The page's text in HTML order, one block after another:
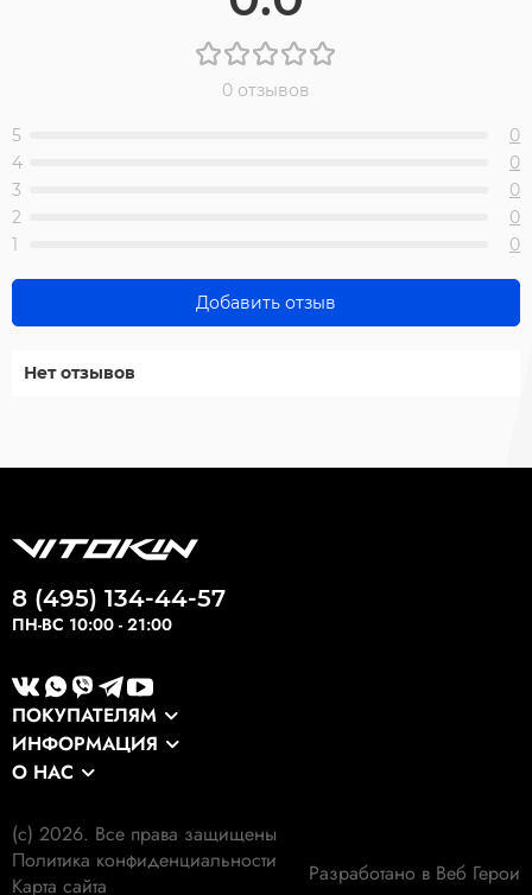
0 отзывов
5
0
4
0
3
0
2
0
1
0
Добавить отзыв
Нет отзывов
ПОКУПАТЕЛЯМ
Каталог
Оплата и доставка
Гарантия
ИНФОРМАЦИЯ
Оптовикам
Выкуп формы
Экология
О НАС
Наши клиенты
Наши работы
8 (495) 134-44-57
ПН-ВС 10:00 - 21:00
(c) 2026. Все права защищены
Политика конфиденциальности
Карта сайта
Разработано в Веб Герои